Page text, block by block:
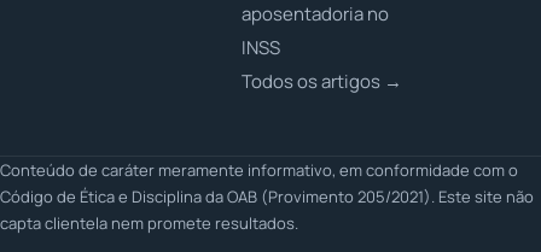
aposentadoria no
INSS
Todos os artigos →
Conteúdo de caráter meramente informativo, em conformidade com o
Código de Ética e Disciplina da OAB (Provimento 205/2021). Este site não
capta clientela nem promete resultados.